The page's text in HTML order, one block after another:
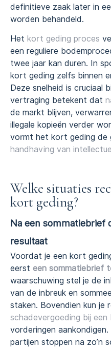
definitieve zaak later in
worden behandeld.
Het kort geding proces
een reguliere
twee jaar kan duren. In
kort geding zelfs binnen
Deze snelheid is cruciaal
vertraging betekent dat
de markt blijven,
illegale kopieën verder
vormt het kort geding de
handhaving van
Welke situaties
kort geding?
Na een sommatiebrief
resultaat
Voordat je een kort
eerst een sommatiebrief
waarschuwing stel je de
van de inbreuk en
staken. Bovendien kun je
schadevergoeding bij een
vorderingen aankondigen.
partijen stoppen na zo’n